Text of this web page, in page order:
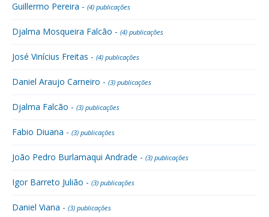
Guillermo Pereira - (4) publicações
Djalma Mosqueira Falcão - (4) publicações
José Vinícius Freitas - (4) publicações
Daniel Araujo Carneiro - (3) publicações
Djalma Falcão - (3) publicações
Fabio Diuana - (3) publicações
João Pedro Burlamaqui Andrade - (3) publicações
Igor Barreto Julião - (3) publicações
Daniel Viana - (3) publicações